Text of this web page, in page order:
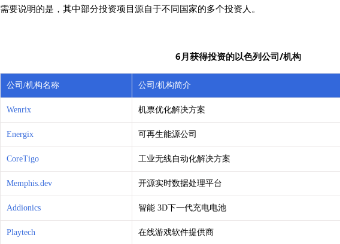
需要说明的是，其中部分投资项目源自于不同国家的多个投资人。
6月获得投资的以色列公司/机构